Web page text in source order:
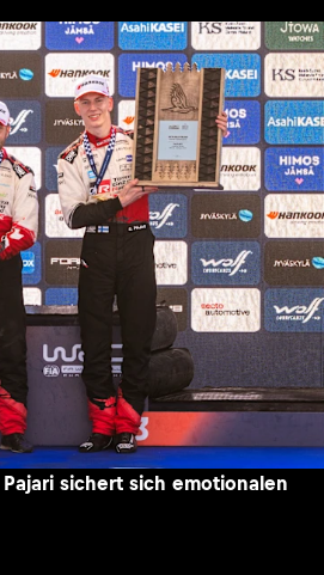
Pajari sichert sich emotionalen